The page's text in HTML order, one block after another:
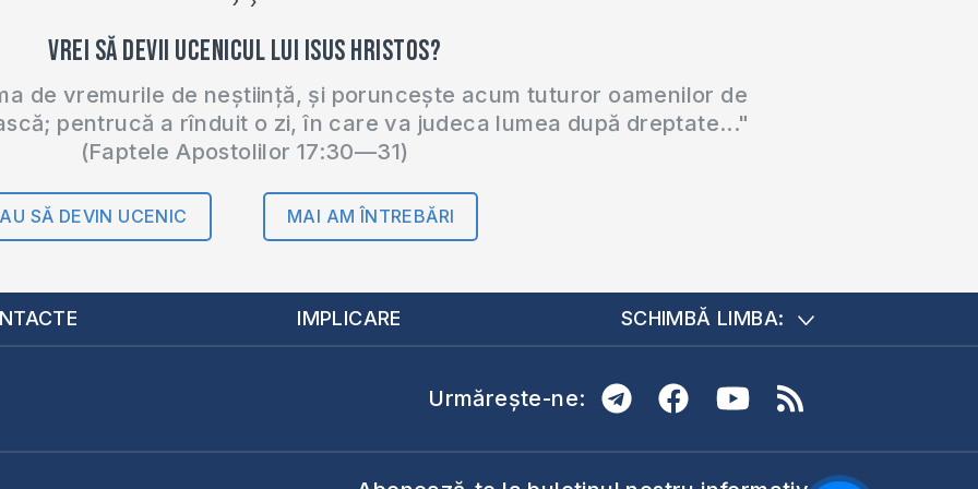
Vrei să devii ucenicul lui Isus Hristos?
de vremurile de neștiință, și poruncește acum tuturor oamenilor de
pentrucă a rînduit o zi, în care va judeca lumea după dreptate..."
(Faptele Apostolilor 17:30—31)
SĂ DEVIN UCENIC MAI AM ÎNTREBĂRI
IMPLICARE SCHIMBĂ LIMBA:
Urmărește-ne: